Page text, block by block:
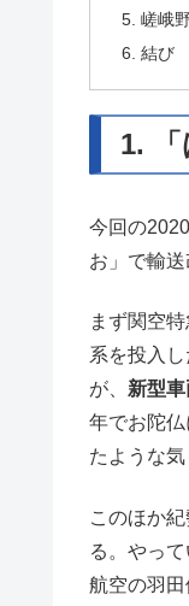
5. 嵯峨
6. 結び
1.
今回の
お」で輸送
まず関空
系を投入
が、 新型
年でお陀
たような気
このほか
る。やっ
航空の羽